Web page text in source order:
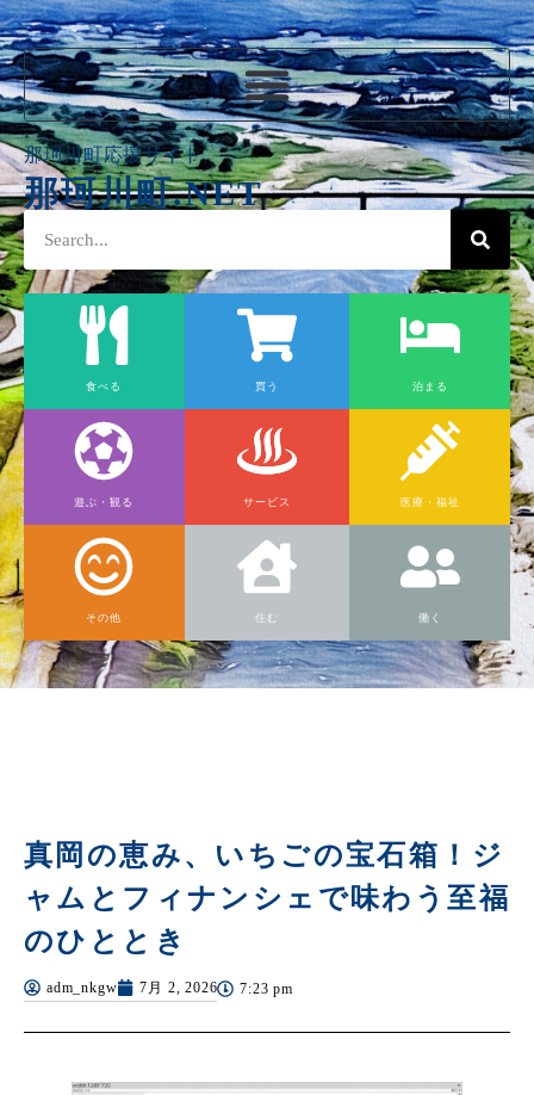
那珂川町応援サイト
那珂川町.NET
食べる 買う 泊まる
遊ぶ・観る サービス 医療・福祉
その他 住む 働く
真岡の恵み、いちごの宝石箱！ジ
ャムとフィナンシェで味わう至福
のひととき
adm_nkgw 7月 2, 2026 7:23 pm